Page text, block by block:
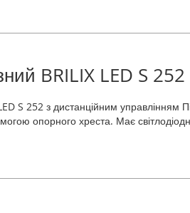
BRILIX LED S
S 252 з дистанційним управлінням
опорного хреста. Має